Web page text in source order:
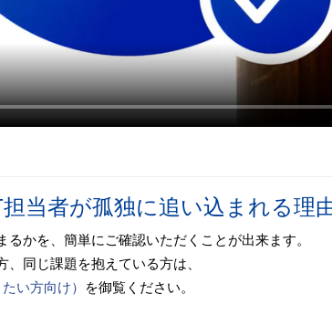
当者が孤独に追い込まれる理
かを、簡単にご確認いただくことが出来ます。
同じ課題を抱えている方は、
い方向け） を御覧ください。